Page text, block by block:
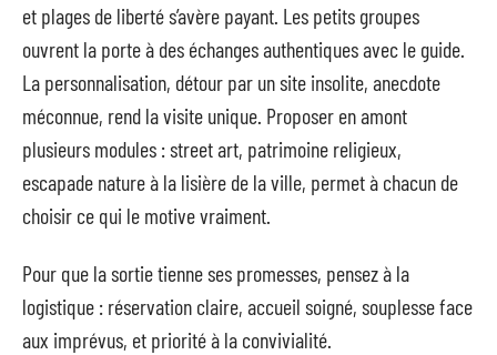
et plages de liberté s’avère payant. Les petits groupes
ouvrent la porte à des échanges authentiques avec le guide.
La personnalisation, détour par un site insolite, anecdote
méconnue, rend la visite unique. Proposer en amont
plusieurs modules : street art, patrimoine religieux,
escapade nature à la lisière de la ville, permet à chacun de
choisir ce qui le motive vraiment.
Pour que la sortie tienne ses promesses, pensez à la
logistique : réservation claire, accueil soigné, souplesse face
aux imprévus, et priorité à la convivialité.